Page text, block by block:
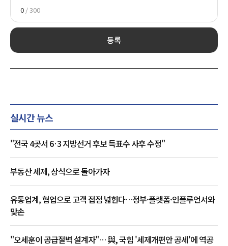
0 / 300
등록
실시간 뉴스
"전국 4곳서 6·3 지방선거 후보 득표수 사후 수정"
부동산 세제, 상식으로 돌아가자
유통업계, 협업으로 고객 접점 넓힌다…정부·플랫폼·인플루언서와
맞손
"오세훈이 공급절벽 설계자"… 與, 국힘 '세제개편안 공세'에 역공